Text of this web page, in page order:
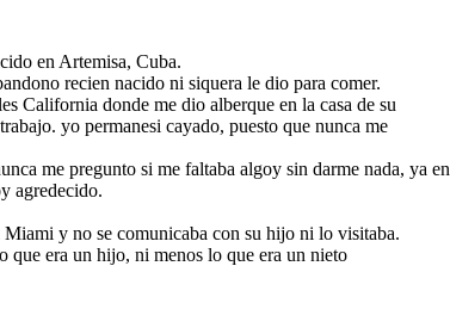
en Artemisa, Cuba.
recien nacido ni siquera le dio para comer.
California donde me dio alberque en la casa de su
yo permanesi cayado, puesto que nunca me
me pregunto si me faltaba algoy sin darme nada, ya en
agredecido.
y no se comunicaba con su hijo ni lo visitaba.
que era un hijo, ni menos lo que era un nieto